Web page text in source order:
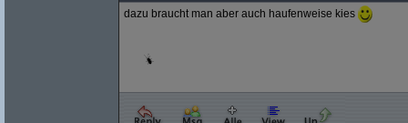
dazu braucht man aber auch haufenweise kies